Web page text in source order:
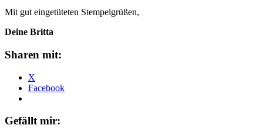
Mit gut eingetüteten Stempelgrüßen,
Deine Britta
Sharen mit:
X
Facebook
Gefällt mir: